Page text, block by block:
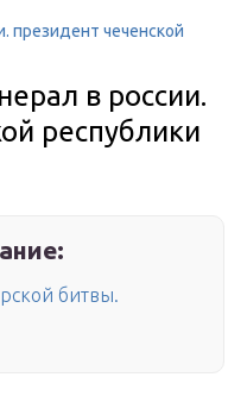
президент чеченской
в россии.
республики
битвы.